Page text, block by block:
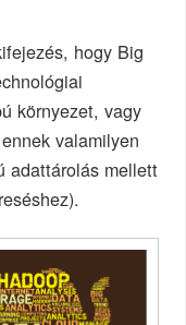
hogy Big
környezet, vagy
valamilyen
adattárolás mellett